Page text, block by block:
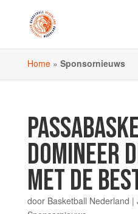
Home» Sponsornieuws
DOMINEER
MET DE
door Basketball Nederland |